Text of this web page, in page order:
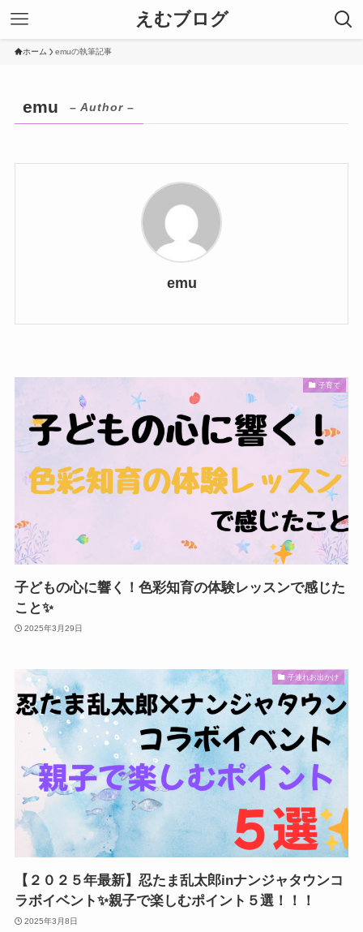
えむブログ
ホーム emuの執筆記事
emu – Author –
emu
子育て
子どもの心に響く！色彩知育の体験レッスンで感じた
こと✨️
2025年3月29日
子連れお出かけ
【２０２５年最新】忍たま乱太郎inナンジャタウンコ
ラボイベント✨️親子で楽しむポイント５選！！！
2025年3月8日